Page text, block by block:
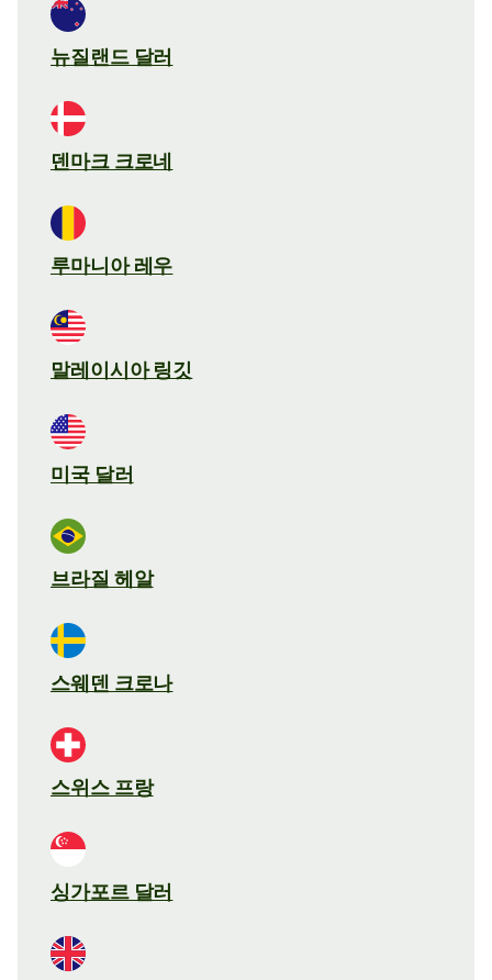
뉴질랜드 달러
덴마크 크로네
루마니아 레우
말레이시아 링깃
미국 달러
브라질 헤알
스웨덴 크로나
스위스 프랑
싱가포르 달러